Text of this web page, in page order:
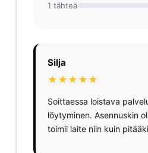
1 tähteä
Silja
★★★★★
Soittaessa loistava
löytyminen. Asennuskin
toimii laite niin kuin